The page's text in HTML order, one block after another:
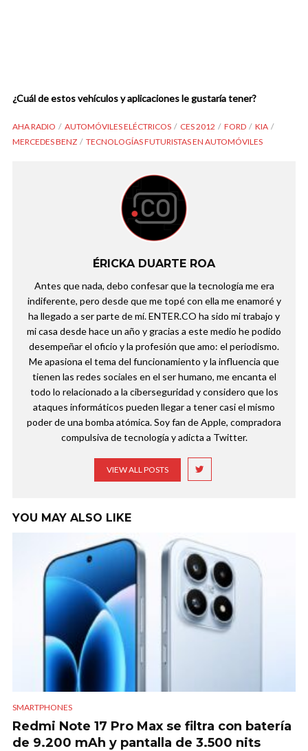
¿Cuál de estos vehículos y aplicaciones le gustaría tener?
AHA RADIO AUTOMÓVILES ELÉCTRICOS CES 2012 FORD
KIA
MERCEDES BENZ
TECNOLOGÍAS FUTURISTAS EN AUTOMÓVILES
ÉRICKA DUARTE ROA
Antes que nada, debo confesar que la tecnología me era
indiferente, pero desde que me topé con ella me enamoré y
ha llegado a ser parte de mí. ENTER.CO ha sido mi trabajo y
mi casa desde hace un año y gracias a este medio he podido
desempeñar el oficio y la profesión que amo: el periodismo.
Me apasiona el tema del funcionamiento y la influencia que
tienen las redes sociales en el ser humano, me encanta el
todo lo relacionado a la ciberseguridad y considero que los
ataques informáticos pueden llegar a tener casi el mismo
poder de una bomba atómica. Soy fan de Apple, compradora
compulsiva de tecnología y adicta a Twitter.
VIEW ALL POSTS
YOU MAY ALSO LIKE
SMARTPHONES
Redmi Note 17 Pro Max se filtra con batería
de 9.200 mAh y pantalla de 3.500 nits